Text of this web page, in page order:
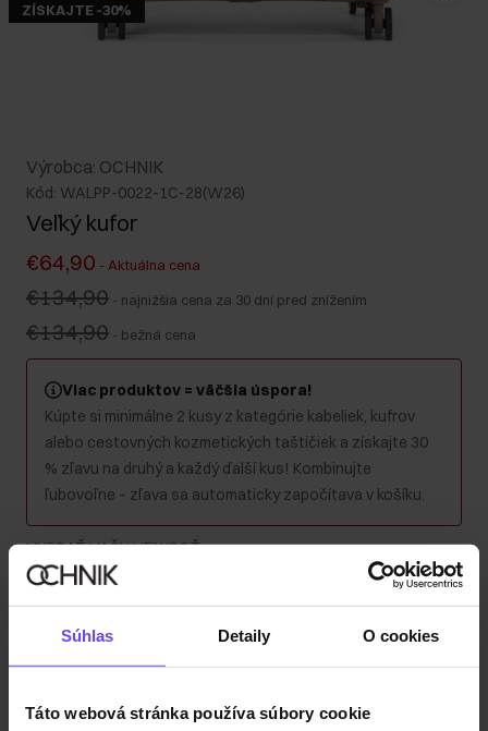
Súhlas Detaily O cookies
Táto webová stránka používa súbory cookie
ZÍSKAJTE -30%
Výrobca: OCHNIK
Kód: WALPP-0022-1C-28(W26)
Veľký kufor
€64,90 - Aktuálna cena
€134,90 - najnižšia cena za 30 dní pred znížením
€134,90 - bežná cena
Viac produktov = väčšia úspora!
Kúpte si minimálne 2 kusy z kategórie kabeliek, kufrov
alebo cestovných kozmetických taštičiek a získajte 30
% zľavu na druhý a každý ďalší kus! Kombinujte
ľubovoľne – zľava sa automaticky započítava v košíku.
VYBRAŤ VAŠU VEĽKOSŤ:
Malý Stredný Veľký Súprava